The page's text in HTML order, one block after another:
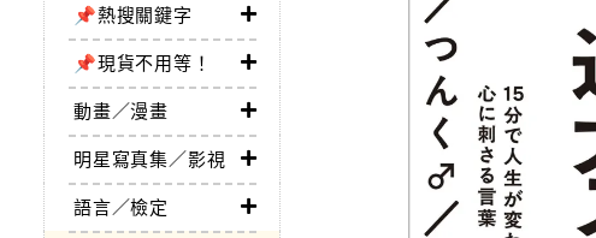
📌熱搜關鍵字
📌現貨不用等！
動畫／漫畫
明星寫真集／影視
語言／檢定